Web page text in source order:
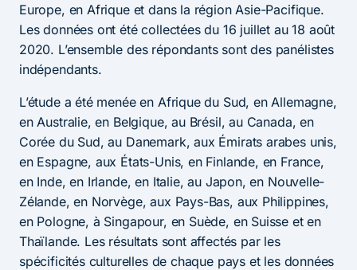
Europe, en Afrique et dans la région Asie-Pacifique.
Les données ont été collectées du 16 juillet au 18 août
2020. L’ensemble des répondants sont des panélistes
indépendants.
L’étude a été menée en Afrique du Sud, en Allemagne,
en Australie, en Belgique, au Brésil, au Canada, en
Corée du Sud, au Danemark, aux Émirats arabes unis,
en Espagne, aux États-Unis, en Finlande, en France,
en Inde, en Irlande, en Italie, au Japon, en Nouvelle-
Zélande, en Norvège, aux Pays-Bas, aux Philippines,
en Pologne, à Singapour, en Suède, en Suisse et en
Thaïlande. Les résultats sont affectés par les
spécificités culturelles de chaque pays et les données